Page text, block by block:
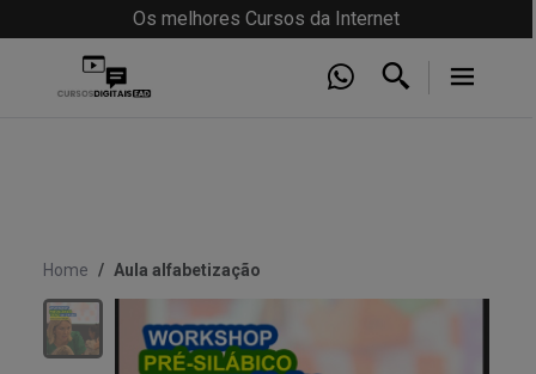
Os melhores Cursos da Internet
Home Aula alfabetização